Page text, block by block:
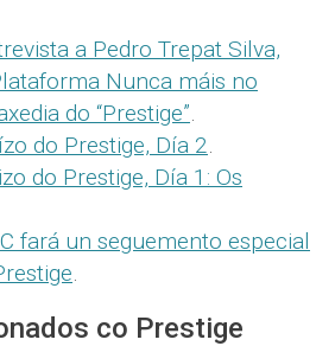
a Pedro Trepat Silva,
Nunca máis no
do “Prestige”.
do Prestige, Día 2.
do Prestige, Día 1: Os
fará un seguemento especial
.
co Prestige